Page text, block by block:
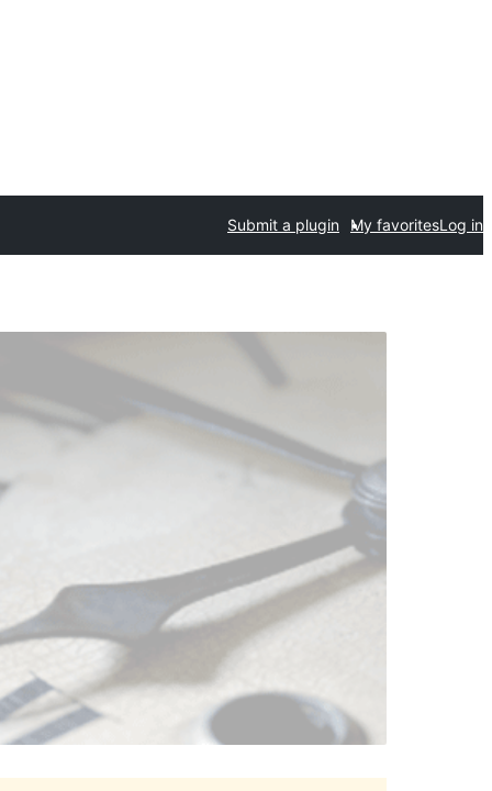
Submit a plugin My favoritesLog in